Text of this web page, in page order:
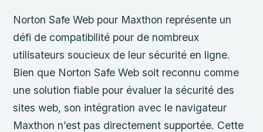
Norton Safe Web pour Maxthon représente un
défi de compatibilité pour de nombreux
utilisateurs soucieux de leur sécurité en ligne.
Bien que Norton Safe Web soit reconnu comme
une solution fiable pour évaluer la sécurité des
sites web, son intégration avec le navigateur
Maxthon n’est pas directement supportée. Cette